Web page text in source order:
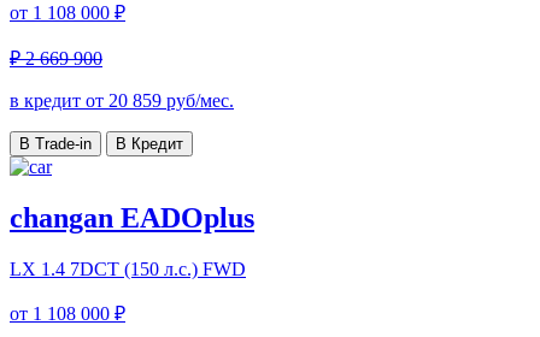
от 1 108 000 ₽
₽ 2 669 900
в кредит от 20 859 руб/мес.
В Trade-in В Кредит
changan EADOplus
LX 1.4 7DCT (150 л.с.) FWD
от 1 108 000 ₽